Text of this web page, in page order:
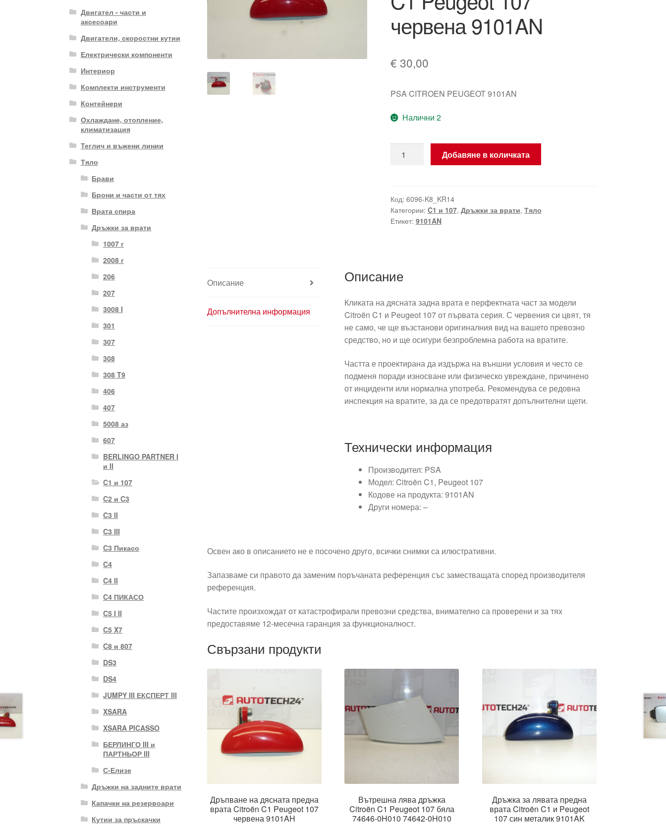
червена 9101AN
€ 30,00
PSA CITROEN PEUGEOT 9101AN
Налични 2
десния
заден
капак
107
Добавяне в количката
Код: 6096-K8_KR14
Категории: C1 и 107, Дръжки за врати, Тяло
Етикет: 9101AN
Описание
Допълнителна информация
Описание
Кликата на дясната задна врата е перфектната част за модели
Citroën C1 и Peugeot 107 от първата серия. С червения си цвят, тя
не само, че ще възстанови оригиналния вид на вашето превозно
средство, но и ще осигури безпроблемна работа на вратите.
Частта е проектирана да издържа на външни условия и често се
подменя поради износване или физическо увреждане, причинено
от инциденти или нормална употреба. Рекомендува се редовна
инспекция на вратите, за да се предотвратят допълнителни щети.
Технически информация
Производител: PSA
Модел: Citroën C1, Peugeot 107
Кодове на продукта: 9101AN
Други номера: –
Освен ако в описанието не е посочено друго, всички снимки са илюстративни.
Запазваме си правото да заменим поръчаната референция със заместващата според производителя
референция.
Частите произхождат от катастрофирали превозни средства, внимателно са проверени и за тях
предоставяме 12-месечна гаранция за функционалност.
Свързани продукти
Дръпване на дясната предна
врата Citroën C1 Peugeot 107
червена 9101AH
Вътрешна лява дръжка
Citroën C1 Peugeot 107 бяла
74646-0H010 74642-0H010
Дръжка за лявата предна
врата Citroën C1 и Peugeot
107 син металик 9101AK
Двигател - части и
аксесоари
Двигатели, скоростни кутии
Електрически компоненти
Интериор
Комплекти инструменти
Контейнери
Охлаждане, отопление,
климатизация
Теглич и въжени линии
Тяло
Брави
Брони и части от тях
Врата спира
Дръжки за врати
1007 г
2008 г
206
207
3008 I
301
307
308
308 T9
406
407
5008 аз
607
BERLINGO PARTNER I
и II
C1 и 107
C2 и C3
C3 II
C3 III
C3 Пикасо
C4
C4 II
C4 ПИКАСО
C5 I II
C5 X7
C8 и 807
DS3
DS4
JUMPY III ЕКСПЕРТ III
XSARA
XSARA PICASSO
БЕРЛИНГО III и
ПАРТНЬОР III
С-Елизе
Дръжки на задните врати
Капачки на резервоари
Кутии за пръскачки